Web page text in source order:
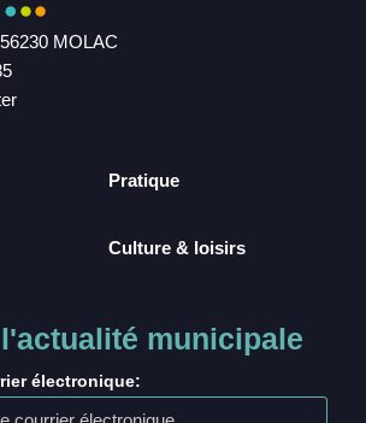
MOLAC
Pratique
Culture & loisirs
municipale
électronique: